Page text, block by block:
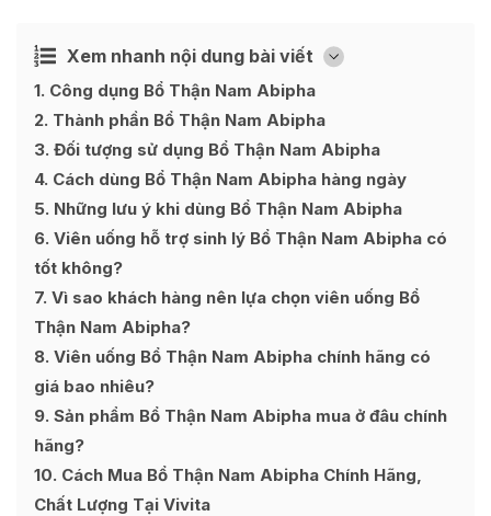
Xem nhanh nội dung bài viết [
Ẩn
1 Công dụng Bổ Thận Nam Abipha
2 Thành phần Bổ Thận Nam Abipha
3 Đối tượng sử dụng Bổ Thận Nam Abipha
4 Cách dùng Bổ Thận Nam Abipha hàng ngày
5 Những lưu ý khi dùng Bổ Thận Nam Abipha
6 Viên uống hỗ trợ sinh lý Bổ Thận Nam Abipha có
tốt không?
7 Vì sao khách hàng nên lựa chọn viên uống Bổ
Thận Nam Abipha?
8 Viên uống Bổ Thận Nam Abipha chính hãng có
giá bao nhiêu?
9 Sản phẩm Bổ Thận Nam Abipha mua ở đâu chính
hãng?
10 Cách Mua Bổ Thận Nam Abipha Chính Hãng,
Chất Lượng Tại Vivita